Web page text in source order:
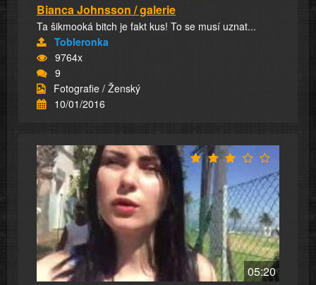
Bianca Johnsson / galerie
Ta šikmooká bitch je fakt kus! To se musí uznat...
Tobleronka
9764x
9
Fotografie / Ženský
10/01/2016
05:20